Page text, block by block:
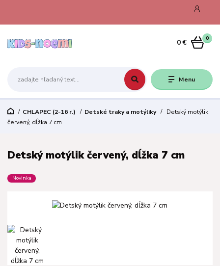
Menu
0
0 €
CHLAPEC (2-16 r.) Detské traky a motýliky
Detský motýlik
červený, dĺžka 7 cm
Detský motýlik červený, dĺžka 7 cm
Novinka